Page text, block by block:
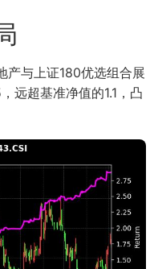
产与上证180优选组合展
远超基准净值的1.1，凸